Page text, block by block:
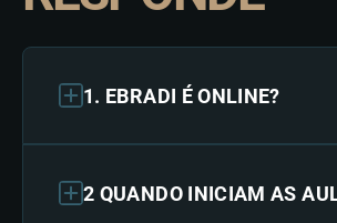
1. EBRADI É ONLINE?
2 QUANDO INICIAM AS